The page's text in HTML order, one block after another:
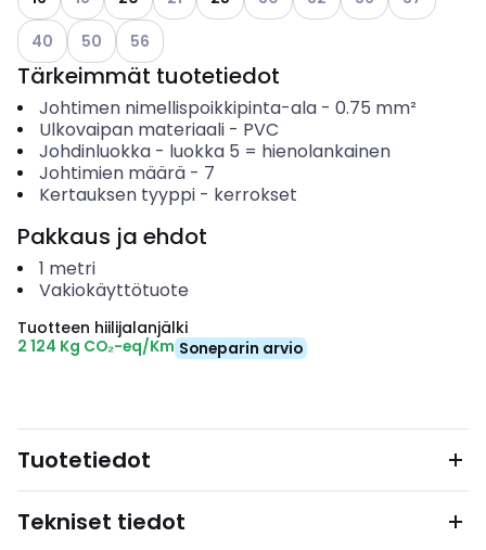
Katso käytettävissä olevat vaihtoehdot
40 Katso käytettävissä olevat vaihtoehdot
50 Katso käytettävissä olevat vaihtoehdot
56
Tärkeimmät tuotetiedot
Johtimen nimellispoikkipinta-ala- 0.75 mm²
Ulkovaipan materiaali- PVC
Johdinluokka- luokka 5 = hienolankainen
Johtimien määrä- 7
Kertauksen tyyppi- kerrokset
Pakkaus ja ehdot
1 metri
Vakiokäyttötuote
Tuotteen hiilijalanjälki
2 124 Kg CO₂-eq/Km Soneparin arvio
Tuotetiedot
Tekniset tiedot